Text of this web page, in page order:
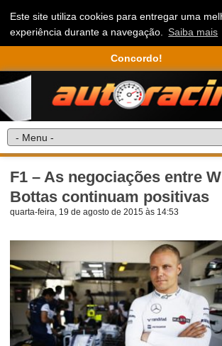
Este site utiliza cookies para entregar uma
experiência durante a navegação. Saiba mais
Concordo!
F1 – As negociações entre
Bottas continuam positivas
quarta-feira, 19 de agosto de 2015 às 14:53